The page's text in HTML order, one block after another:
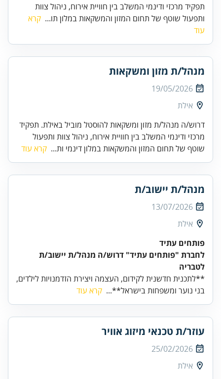
תפקיד מרכזי ודינמי המשלב בין חוויית אירוח, ניהול צוות
ותפעול שוטף של תחום המזון והמשקאות במלון תו... קרא
עוד
מנהל/ת מזון ומשקאות
19/05/2026
אילת
דרוש/ה מנהל/ת מזון ומשקאות להוסטל מוביל באילת. תפקיד
מרכזי ודינמי המשלב בין חוויית אירוח, ניהול צוות ותפעול
שוטף של תחום המזון והמשקאות במלון דינמי ות... קרא עוד
מנהל/ת יישוב/ת
13/07/2026
אילת
פותחים עתיד
לחברת "פותחים עתיד" דרוש/ה מנהל/ת יישוב/ת
לטבריה
**לתכנית חדשנית לקידום, העצמה ויצירת הזדמנויות לילדים,
בני נוער ומשפחות בישראל**... קרא עוד
עוזר/ת טכנאי מיזוג אוויר
25/02/2026
אילת